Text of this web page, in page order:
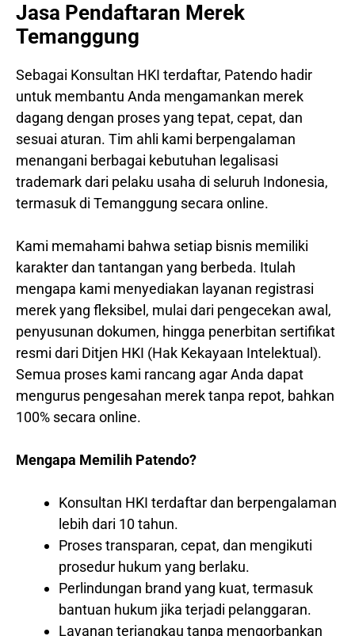
Jasa Pendaftaran Merek
Temanggung
Sebagai Konsultan HKI terdaftar, Patendo hadir
untuk membantu Anda mengamankan merek
dagang dengan proses yang tepat, cepat, dan
sesuai aturan. Tim ahli kami berpengalaman
menangani berbagai kebutuhan legalisasi
trademark dari pelaku usaha di seluruh Indonesia,
termasuk di Temanggung secara online.
Kami memahami bahwa setiap bisnis memiliki
karakter dan tantangan yang berbeda. Itulah
mengapa kami menyediakan layanan registrasi
merek yang fleksibel, mulai dari pengecekan awal,
penyusunan dokumen, hingga penerbitan sertifikat
resmi dari Ditjen HKI (Hak Kekayaan Intelektual).
Semua proses kami rancang agar Anda dapat
mengurus pengesahan merek tanpa repot, bahkan
100% secara online.
Mengapa Memilih Patendo?
Konsultan HKI terdaftar dan berpengalaman
lebih dari 10 tahun.
Proses transparan, cepat, dan mengikuti
prosedur hukum yang berlaku.
Perlindungan brand yang kuat, termasuk
bantuan hukum jika terjadi pelanggaran.
Layanan terjangkau tanpa mengorbankan